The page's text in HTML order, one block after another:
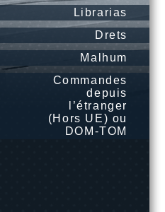
Librarias
Drets
Malhum
Commandes
depuis
l’étranger
(Hors UE) ou
DOM-TOM